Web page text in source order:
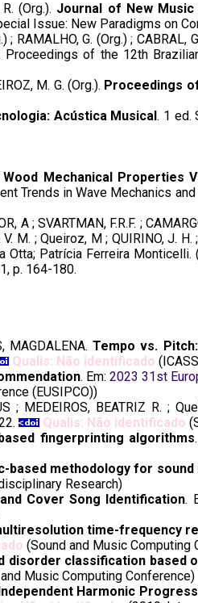
(Org.). Journal of New Music
Issue: New Paradigms on
; RAMALHO, G. (Org.) ; CABRAL,
Proceedings of the 12th
M. G. (Org.). Proceedings
Acústica Musical. 1 ed.
Mechanical Properties
Trends in Wave Mechanics
A ; SVARTMAN, F.R.F. ;
M. ; Queiroz, M ; QUIRINO, J.
Otta; Patrícia Ferreira
p. 164-180.
MAGDALENA.Tempo vs.
Qualis: Não identificado
. Em:2023 31st
(EUSIPCO))
; MEDEIROS, BEATRIZ R. ;
Qualis: Não identificado
fingerprinting algorithms
based methodology for sound
Research)
Cover Song Identification.
time-frequency
(Sound and Music Computing
disorder classification based
Music Computing Conference)
Harmonic